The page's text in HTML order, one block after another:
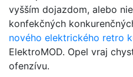
vyšším dojazdom, alebo
konfekčných
nového elektrického retro
ElektroMOD. Opel vraj
ofenzívu.